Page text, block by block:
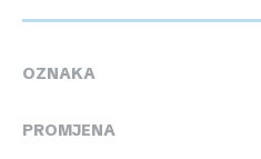
OZNAKA
PROMJENA